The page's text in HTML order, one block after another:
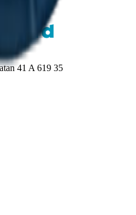
41 A 619 35